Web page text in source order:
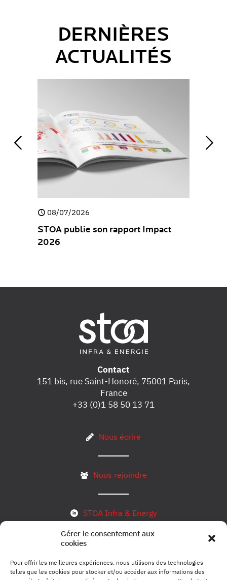
Gérer le consentement aux
cookies
Pour offrir les meilleures expériences, nous utilisons des technologies
telles que les cookies pour stocker et/ou accéder aux informations des
DERNIÈRES
ACTUALITÉS
08/07/2026
STOA publie son rapport Impact
2026
Contact
151 bis, rue Saint-Honoré, 75001 Paris,
France
+33 (0)1 58 50 13 71
Nous écrire
Nous rejoindre
STOA Infra & Energy